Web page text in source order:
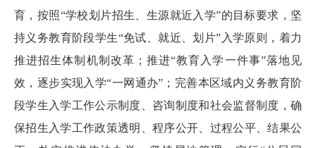
育，按照“学校划片招生、生源就近入学”的目标要求，坚
持义务教育阶段学生“免试、就近、划片”入学原则，着力
推进招生体制机制改革；推进“教育入学一件事”落地见
效，逐步实现入学“一网通办”；完善本区域内义务教育阶
段学生入学工作公示制度、咨询制度和社会监督制度，确
保招生入学工作政策透明、程序公开、过程公平、结果公